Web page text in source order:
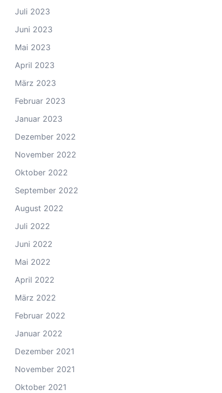
Juli 2023
Juni 2023
Mai 2023
April 2023
März 2023
Februar 2023
Januar 2023
Dezember 2022
November 2022
Oktober 2022
September 2022
August 2022
Juli 2022
Juni 2022
Mai 2022
April 2022
März 2022
Februar 2022
Januar 2022
Dezember 2021
November 2021
Oktober 2021